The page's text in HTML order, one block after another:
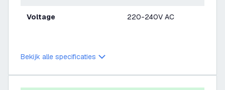
Voltage 220-240V AC
Bekijk alle specificaties